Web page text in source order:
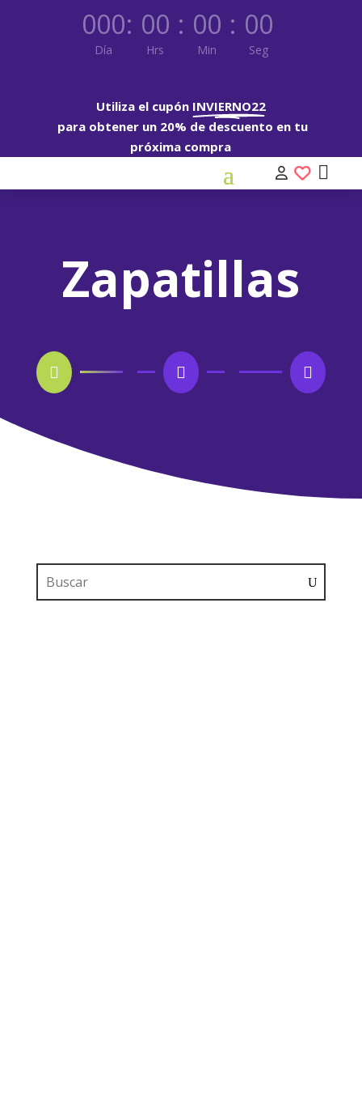
000
Día
: 00
Hrs
: 00
Min
: 00
Seg
Utiliza el cupón INVIERNO22
para obtener un 20% de descuento en tu
próxima compra
Zapatillas
  